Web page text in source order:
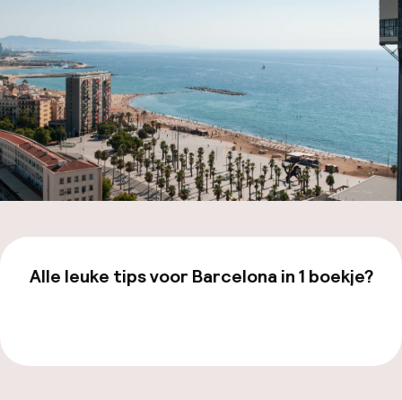
Alle leuke tips voor Barcelona in 1 boekje?